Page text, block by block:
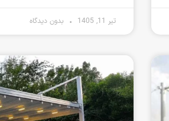
تیر 11, 1405 بدون دیدگاه